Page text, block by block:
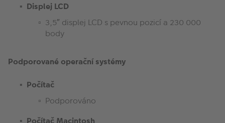
Displej LCD
3,5″ displej LCD s pevnou pozicí a 230 000
body
Podporované operační systémy
Počítač
Podporováno